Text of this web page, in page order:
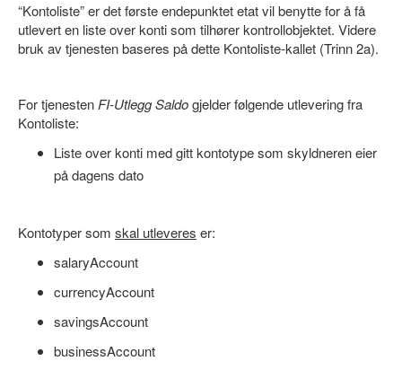
“Kontoliste” er det første endepunktet etat vil benytte for å få
utlevert en liste over konti som tilhører kontrollobjektet. Videre
bruk av tjenesten baseres på dette Kontoliste-kallet (Trinn 2a).
For tjenestenFI-Utlegg Saldogjelder følgende utlevering fra
Kontoliste:
Liste over konti med gitt kontotype som skyldneren eier
på dagens dato
Kontotyper som skal utleveres er:
salaryAccount
currencyAccount
savingsAccount
businessAccount